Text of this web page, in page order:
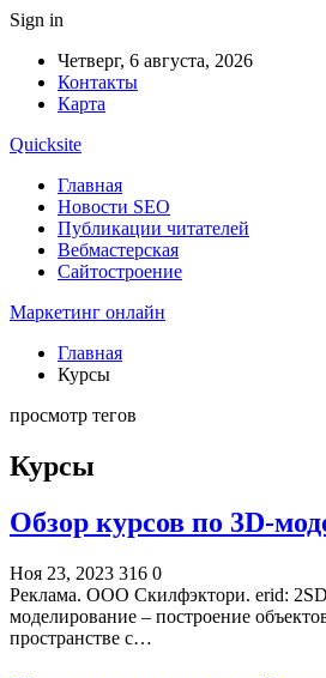
Sign in
Четверг, 6 августа, 2026
Контакты
Карта
Quicksite
Главная
Новости SEO
Публикации читателей
Вебмастерская
Сайтостроение
Маркетинг онлайн
Главная
Курсы
просмотр тегов
Курсы
Обзор курсов по 3D-
Ноя 23, 2023 316 0
Реклама. ООО Скилфэктори. erid:
моделирование – построение
пространстве с…